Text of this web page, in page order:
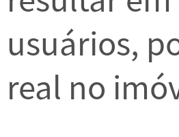
usuários,
real no